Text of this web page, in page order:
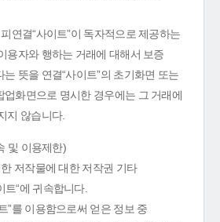
연결“사이트”이 독자적으로 제공하는
용자와 행하는 거래에 대해서 보증
뜻을 연결“사이트”의 초기화면 또는
업화면으로 명시한 경우에는 그 거래에
지 않습니다.
및 이용제한)
저작물에 대한 저작권 기타
트“에 귀속합니다.
”를 이용함으로써 얻은 정보 중